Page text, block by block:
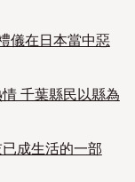
儀在日本當中惡
千葉縣民以縣為
成生活的一部